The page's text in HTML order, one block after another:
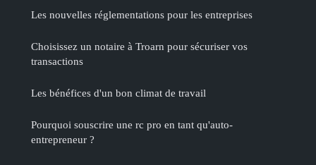
Les nouvelles réglementations pour les entreprises
Choisissez un notaire à Troarn pour sécuriser vos
transactions
Les bénéfices d'un bon climat de travail
Pourquoi souscrire une rc pro en tant qu'auto-
entrepreneur ?